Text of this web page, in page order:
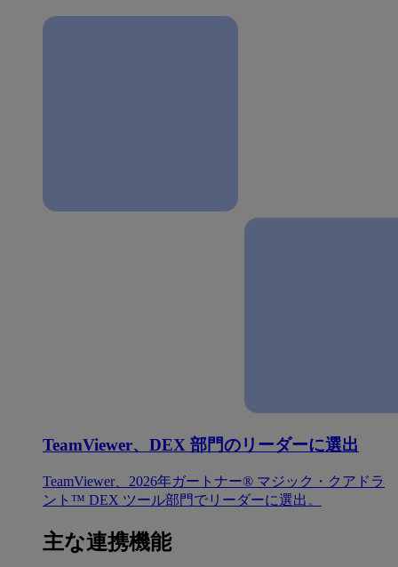
TeamViewer、DEX 部門のリーダーに選出
TeamViewer、2026年ガートナー® マジック・クアドラ
ント™ DEX ツール部門でリーダーに選出。
主な連携機能